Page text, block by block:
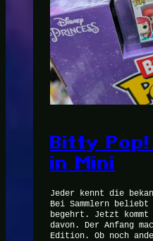
Bitty Pop!
in Mini
Jeder kennt die
Bei Sammlern
begehrt. Jetzt kommt
davon. Der Anfang
Edition. Ob noch